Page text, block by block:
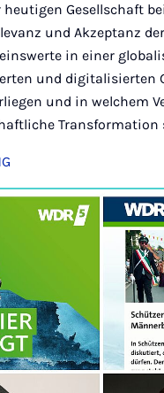
heutigen Gesellschaft
und Akzeptanz
in einer
und digitalisierten
und in welchem
Transformation